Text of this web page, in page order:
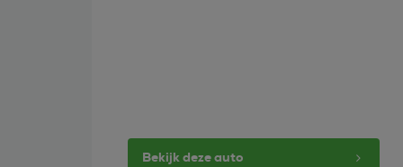
Bekijk deze auto